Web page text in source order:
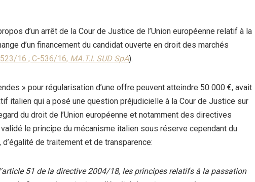
d’un arrêt de la Cour de Justice de l’Union européenne relatif à la
d’un financement du candidat ouverte en droit des marchés
16 ; C-536/16, MA.T.I. SUD SpA).
» pour régularisation d’une offre peuvent atteindre 50 000 €, avait
italien qui a posé une question préjudicielle à la Cour de Justice sur
du droit de l’Union européenne et notamment des directives
le principe du mécanisme italien sous réserve cependant du
de traitement et de transparence:
51 de la directive 2004/18, les principes relatifs à la passation